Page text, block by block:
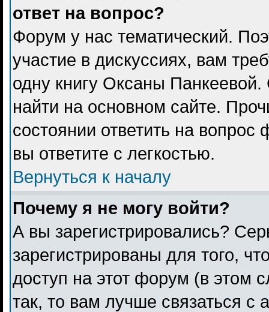
ответ на вопрос?
Форум у нас тематический.
участие в дискуссиях, вам
одну книгу Оксаны
найти на основном сайте.
состоянии ответить на
вы ответите с легкостью.
Вернуться к началу
Почему я не могу войти?
А вы зарегистрировались?
зарегистрированы для того,
доступ на этот форум (в этом
так, то вам лучше связаться